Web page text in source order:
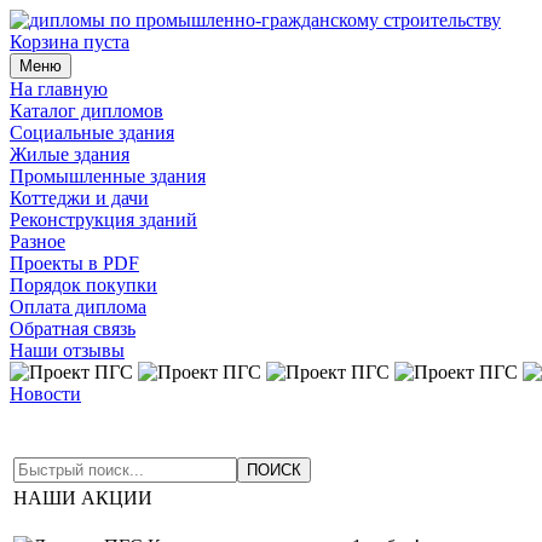
Корзина пуста
Меню
На главную
Каталог дипломов
Социальные здания
Жилые здания
Промышленные здания
Коттеджи и дачи
Реконструкция зданий
Разное
Проекты в PDF
Порядок покупки
Оплата диплома
Обратная связь
Наши отзывы
Новости
проекты в раздел "Жилые здания" 01 мая 2026
НАШИ АКЦИИ